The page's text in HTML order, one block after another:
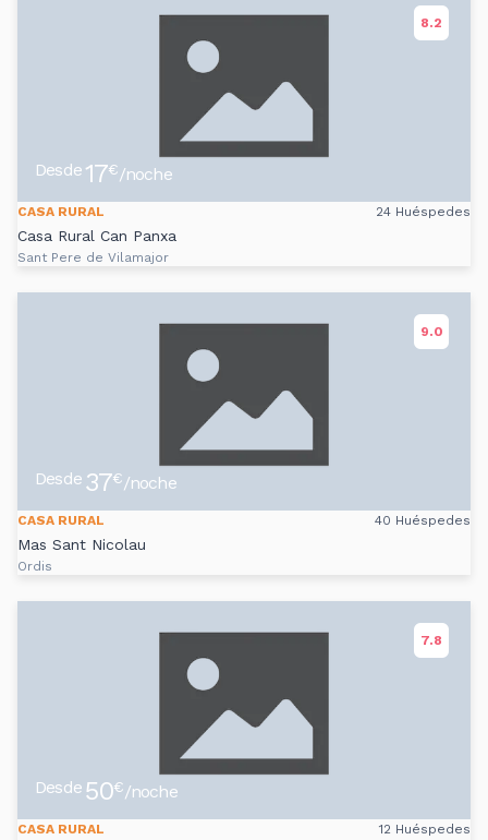
8.2
Desde 17€/noche
CASA RURAL 24 Huéspedes
Casa Rural Can Panxa
Sant Pere de Vilamajor
9.0
Desde 37€/noche
CASA RURAL 40 Huéspedes
Mas Sant Nicolau
Ordis
7.8
Desde 50€/noche
CASA RURAL 12 Huéspedes